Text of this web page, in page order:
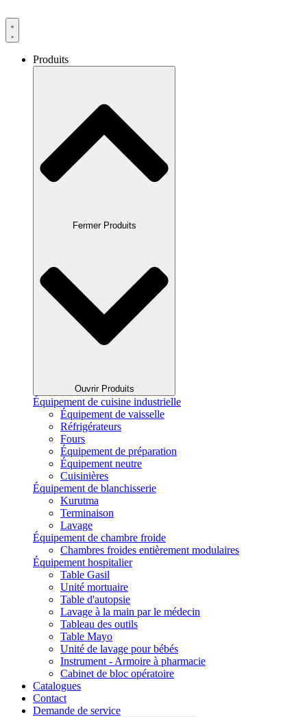
Produits
Fermer Produits
Ouvrir Produits
Équipement de cuisine industrielle
Équipement de vaisselle
Réfrigérateurs
Fours
Équipement de préparation
Équipement neutre
Cuisinières
Équipement de blanchisserie
Kurutma
Terminaison
Lavage
Équipement de chambre froide
Chambres froides entièrement modulaires
Équipement hospitalier
Table Gasil
Unité mortuaire
Table d'autopsie
Lavage à la main par le médecin
Tableau des outils
Table Mayo
Unité de lavage pour bébés
Instrument - Armoire à pharmacie
Cabinet de bloc opératoire
Catalogues
Contact
Demande de service